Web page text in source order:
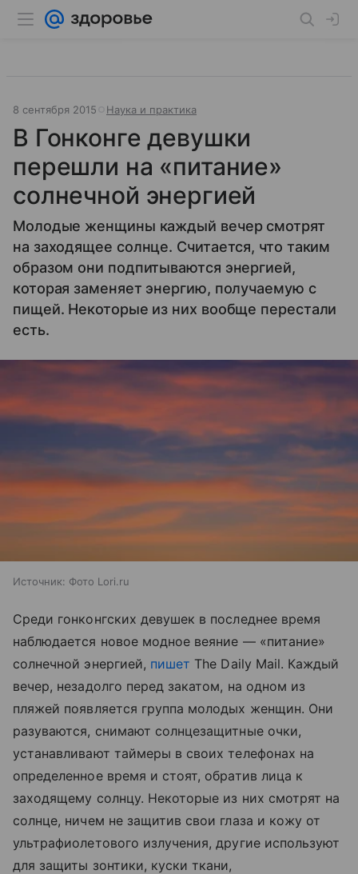
8 сентября 2015 Наука и практика
В Гонконге девушки
перешли на «питание»
солнечной энергией
Молодые женщины каждый вечер смотрят
на заходящее солнце. Считается, что таким
образом они подпитываются энергией,
которая заменяет энергию, получаемую с
пищей. Некоторые из них вообще перестали
есть.
Источник: Фото Lori.ru
Среди гонконгских девушек в последнее время
наблюдается новое модное веяние — «питание»
солнечной энергией, пишет The Daily Mail. Каждый
вечер, незадолго перед закатом, на одном из
пляжей появляется группа молодых женщин. Они
разуваются, снимают солнцезащитные очки,
устанавливают таймеры в своих телефонах на
определенное время и стоят, обратив лица к
заходящему солнцу. Некоторые из них смотрят на
солнце, ничем не защитив свои глаза и кожу от
ультрафиолетового излучения, другие используют
для защиты зонтики, куски ткани,